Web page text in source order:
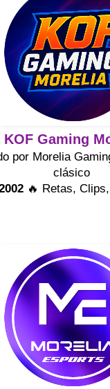
KOF Gaming
por Morelia
clásico
🔥 Retas,